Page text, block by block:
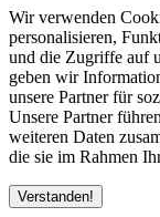
Wir verwenden
personalisieren,
und die Zugriffe auf
geben wir
unsere Partner für
Unsere Partner
weiteren Daten
die sie im Rahmen
Verstanden!